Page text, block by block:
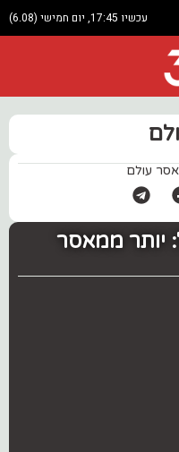
עכשיו 17:45, יום חמישי (6.08)
עולם
יותר ממאסר